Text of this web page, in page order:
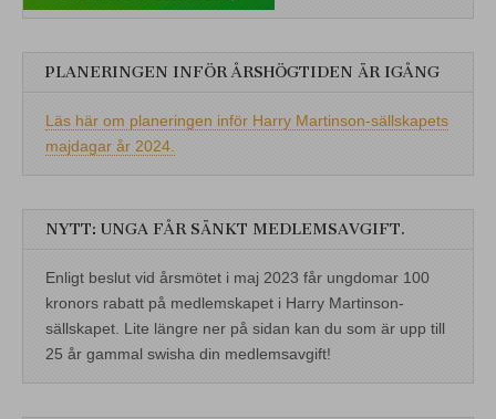
PLANERINGEN INFÖR ÅRSHÖGTIDEN ÄR IGÅNG
Läs här om planeringen inför Harry Martinson-sällskapets
majdagar år 2024.
NYTT: UNGA FÅR SÄNKT MEDLEMSAVGIFT.
Enligt beslut vid årsmötet i maj 2023 får ungdomar 100
kronors rabatt på medlemskapet i Harry Martinson-
sällskapet. Lite längre ner på sidan kan du som är upp till
25 år gammal swisha din medlemsavgift!